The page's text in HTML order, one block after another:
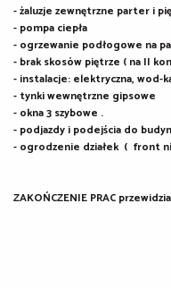
- żaluzje zewnętrzne parter i
- pompa ciepła
- ogrzewanie podłogowe na
- brak skosów piętrze ( na II
- instalacje: elektryczna, wod-
- tynki wewnętrzne gipsowe
- okna 3 szybowe .
- podjazdy i podejścia do
- ogrodzenie działek ( front
ZAKOŃCZENIE PRAC